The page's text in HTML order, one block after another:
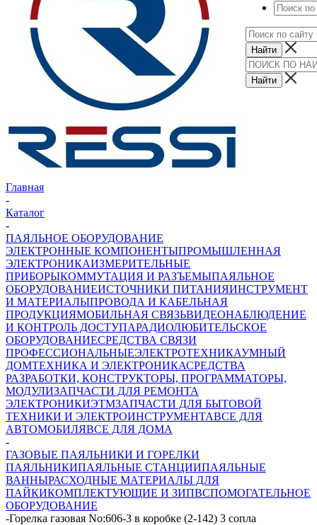
Главная
-
Каталог
-
ПАЯЛЬНОЕ ОБОРУДОВАНИЕ
ЭЛЕКТРОННЫЕ КОМПОНЕНТЫПРОМЫШЛЕННАЯ
ЭЛЕКТРОНИКАИЗМЕРИТЕЛЬНЫЕ
ПРИБОРЫКОММУТАЦИЯ И РАЗЪЕМЫПАЯЛЬНОЕ
ОБОРУДОВАНИЕИСТОЧНИКИ ПИТАНИЯИНСТРУМЕНТ
И МАТЕРИАЛЫПРОВОДА И КАБЕЛЬНАЯ
ПРОДУКЦИЯМОБИЛЬНАЯ СВЯЗЬВИДЕОНАБЛЮДЕНИЕ
И КОНТРОЛЬ ДОСТУПАРАДИОЛЮБИТЕЛЬСКОЕ
ОБОРУДОВАНИЕСРЕДСТВА СВЯЗИ
ПРОФЕССИОНАЛЬНЫЕЭЛЕКТРОТЕХНИКАУМНЫЙ
ДОМТЕХНИКА И ЭЛЕКТРОНИКАСРЕДСТВА
РАЗРАБОТКИ, КОНСТРУКТОРЫ, ПРОГРАММАТОРЫ,
МОДУЛИЗАПЧАСТИ ДЛЯ РЕМОНТА
ЭЛЕКТРОНИКИЭТМЗАПЧАСТИ ДЛЯ БЫТОВОЙ
ТЕХНИКИ И ЭЛЕКТРОИНСТРУМЕНТАВСЕ ДЛЯ
АВТОМОБИЛЯВСЕ ДЛЯ ДОМА
-
ГАЗОВЫЕ ПАЯЛЬНИКИ И ГОРЕЛКИ
ПАЯЛЬНИКИПАЯЛЬНЫЕ СТАНЦИИПАЯЛЬНЫЕ
ВАННЫРАСХОДНЫЕ МАТЕРИАЛЫ ДЛЯ
ПАЙКИКОМПЛЕКТУЮЩИЕ И ЗИПВСПОМОГАТЕЛЬНОЕ
ОБОРУДОВАНИЕ
-Горелка газовая No:606-3 в коробке (2-142) 3 сопла